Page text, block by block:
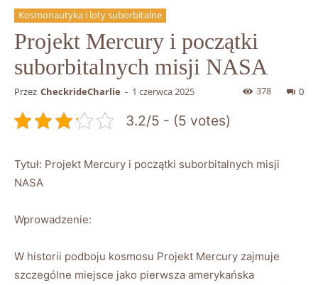
Kosmonautyka i loty suborbitalne
Projekt Mercury i początki
suborbitalnych misji NASA
Przez CheckrideCharlie - 1 czerwca 2025 0
378
3.2/5 - (5 votes)
Tytuł: Projekt Mercury i początki suborbitalnych misji
NASA
Wprowadzenie:
W historii podboju kosmosu Projekt Mercury zajmuje
szczególne miejsce jako pierwsza amerykańska